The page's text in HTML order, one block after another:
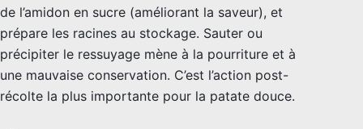
de l’amidon en sucre (améliorant la saveur), et
prépare les racines au stockage. Sauter ou
précipiter le ressuyage mène à la pourriture et à
une mauvaise conservation. C’est l’action post-
récolte la plus importante pour la patate douce.